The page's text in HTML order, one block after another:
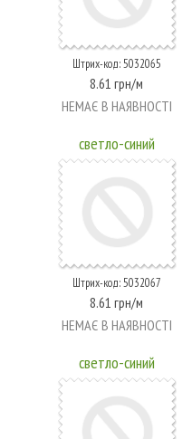
Штрих-код: 5032065
8.61 грн/м
НЕМАЄ В НАЯВНОСТІ
светло-синий
Штрих-код: 5032067
8.61 грн/м
НЕМАЄ В НАЯВНОСТІ
светло-синий